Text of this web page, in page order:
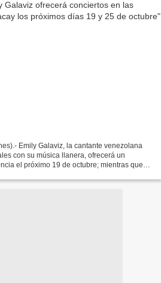
Emily Galaviz, la cantante venezolana
con su música llanera, ofrecerá un
el próximo 19 de octubre; mientras que